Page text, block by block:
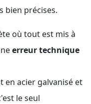
bien précises.
où tout est mis à
erreur technique
en acier galvanisé et
le seul